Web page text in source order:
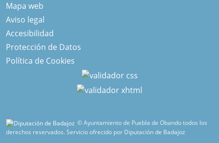
Mapa web
Aviso legal
Accesibilidad
Protección de Datos
Política de Cookies
© Ayuntamiento de Puebla de Obando todos los
derechos reservados.Servicio ofrecido por Diputación de Badajoz